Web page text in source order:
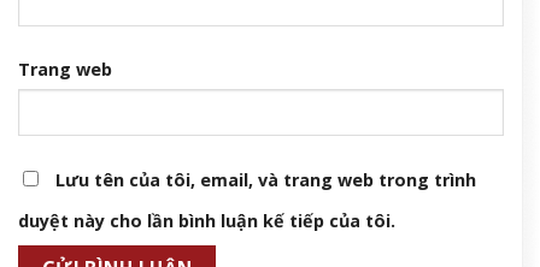
Trang web
Lưu tên của tôi, email, và trang web trong trình
duyệt này cho lần bình luận kế tiếp của tôi.